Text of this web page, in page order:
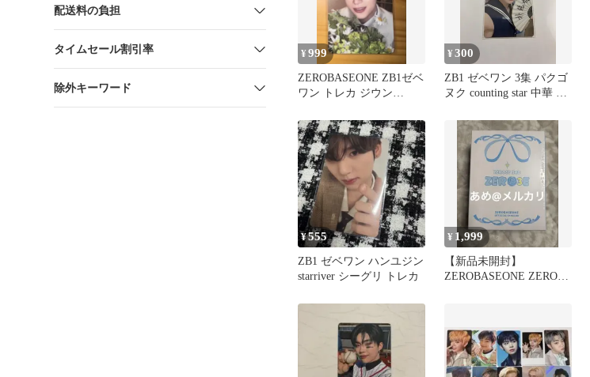
配送料の負担
タイムセール割引率
除外キーワード
¥999
ZEROBASEONE ZB1ゼベ
ワン トレカ ジウン
¥300
ZB1 ゼベワン 3集 パクゴ
ヌク counting star 中華 ト
¥555
ZB1 ゼベワン ハンユジン
starriver シーグリ トレカ
¥ 1,999
【新品未開封】
ZEROBASEONE ZEROSE